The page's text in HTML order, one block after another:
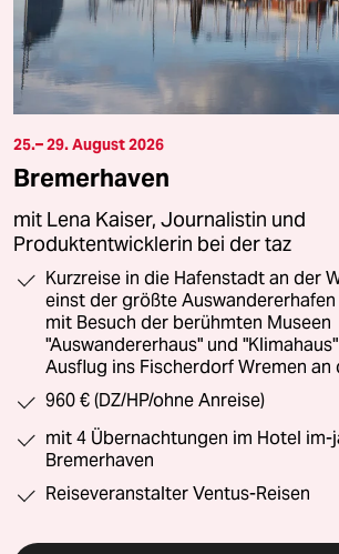
25.– 29. August 2026
Bremerhaven
mit Lena Kaiser, Journalistin und
Produktentwicklerin bei der taz
Kurzreise in die Hafenstadt an der
einst der größte
mit Besuch der berühmten Museen
"Auswandererhaus" und
Ausflug ins Fischerdorf Wremen an
960 € (DZ/HP/ohne Anreise)
mit 4 Übernachtungen im Hotel im-
Bremerhaven
Reiseveranstalter Ventus-Reisen